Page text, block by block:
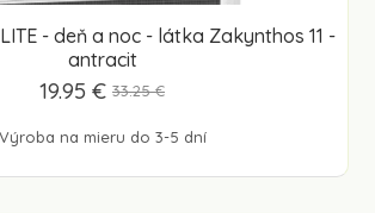
- deň a noc - látka Zakynthos 11 -
antracit
Výroba na mieru do 3-5 dní
19.95 € 33.25 €